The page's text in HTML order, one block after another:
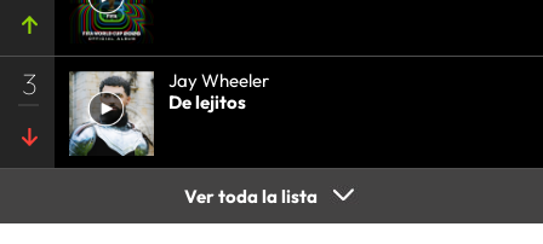
3
Jay Wheeler
De lejitos
Ver toda la lista